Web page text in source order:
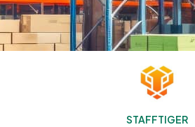
STAFFTIGER